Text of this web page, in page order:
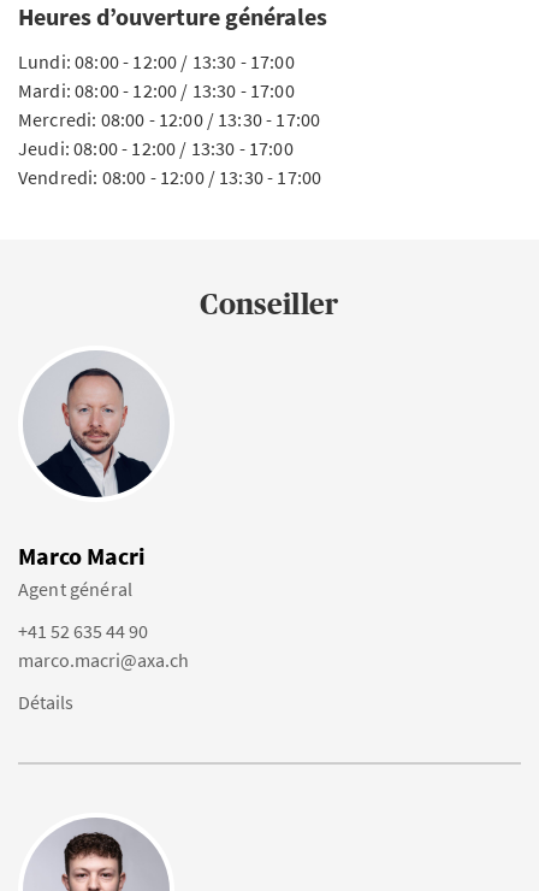
Heures d’ouverture générales
Lundi: 08:00 - 12:00 / 13:30 - 17:00
Mardi: 08:00 - 12:00 / 13:30 - 17:00
Mercredi: 08:00 - 12:00 / 13:30 - 17:00
Jeudi: 08:00 - 12:00 / 13:30 - 17:00
Vendredi: 08:00 - 12:00 / 13:30 - 17:00
Conseiller
Marco Macri
Agent général
+41 52 635 44 90
marco.macri@axa.ch
Détails